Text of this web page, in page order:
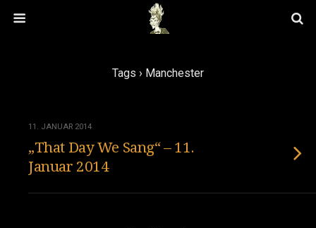
Tags › Manchester
11. JANUAR 2014
„That Day We Sang“ – 11.
Januar 2014